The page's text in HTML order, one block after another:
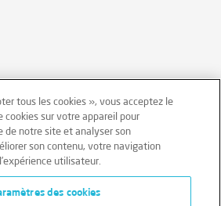
Conditions générales
tous les cookies », vous acceptez le
cookies sur votre appareil pour
de notre site et analyser son
son contenu, votre navigation
utilisateur.
des cookies